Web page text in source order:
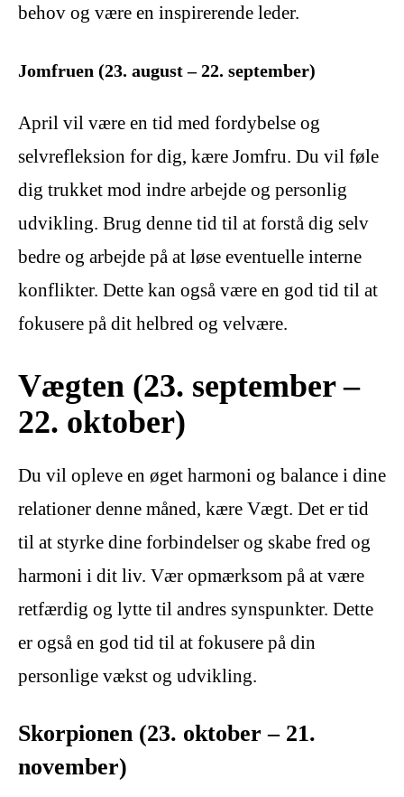
behov og være en inspirerende leder.
Jomfruen (23. august – 22. september)
April vil være en tid med fordybelse og
selvrefleksion for dig, kære Jomfru. Du vil føle
dig trukket mod indre arbejde og personlig
udvikling. Brug denne tid til at forstå dig selv
bedre og arbejde på at løse eventuelle interne
konflikter. Dette kan også være en god tid til at
fokusere på dit helbred og velvære.
Vægten (23. september –
22. oktober)
Du vil opleve en øget harmoni og balance i dine
relationer denne måned, kære Vægt. Det er tid
til at styrke dine forbindelser og skabe fred og
harmoni i dit liv. Vær opmærksom på at være
retfærdig og lytte til andres synspunkter. Dette
er også en god tid til at fokusere på din
personlige vækst og udvikling.
Skorpionen (23. oktober – 21.
november)